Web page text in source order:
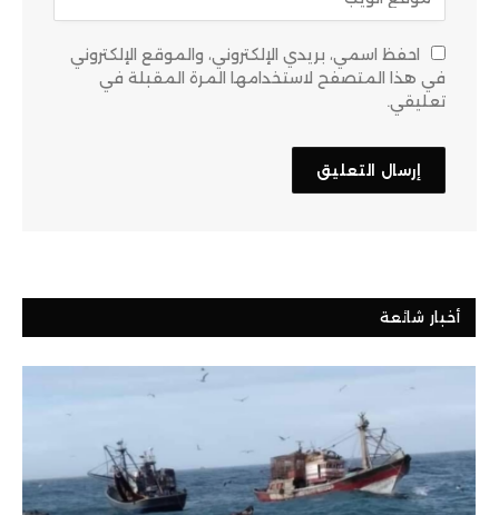
احفظ اسمي، بريدي الإلكتروني، والموقع الإلكتروني
في هذا المتصفح لاستخدامها المرة المقبلة في
تعليقي.
أخبار شائعة